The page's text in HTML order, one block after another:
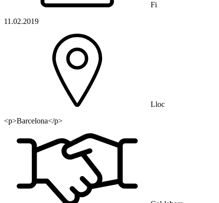
Fi
11.02.2019
Lloc
<p>Barcelona</p>